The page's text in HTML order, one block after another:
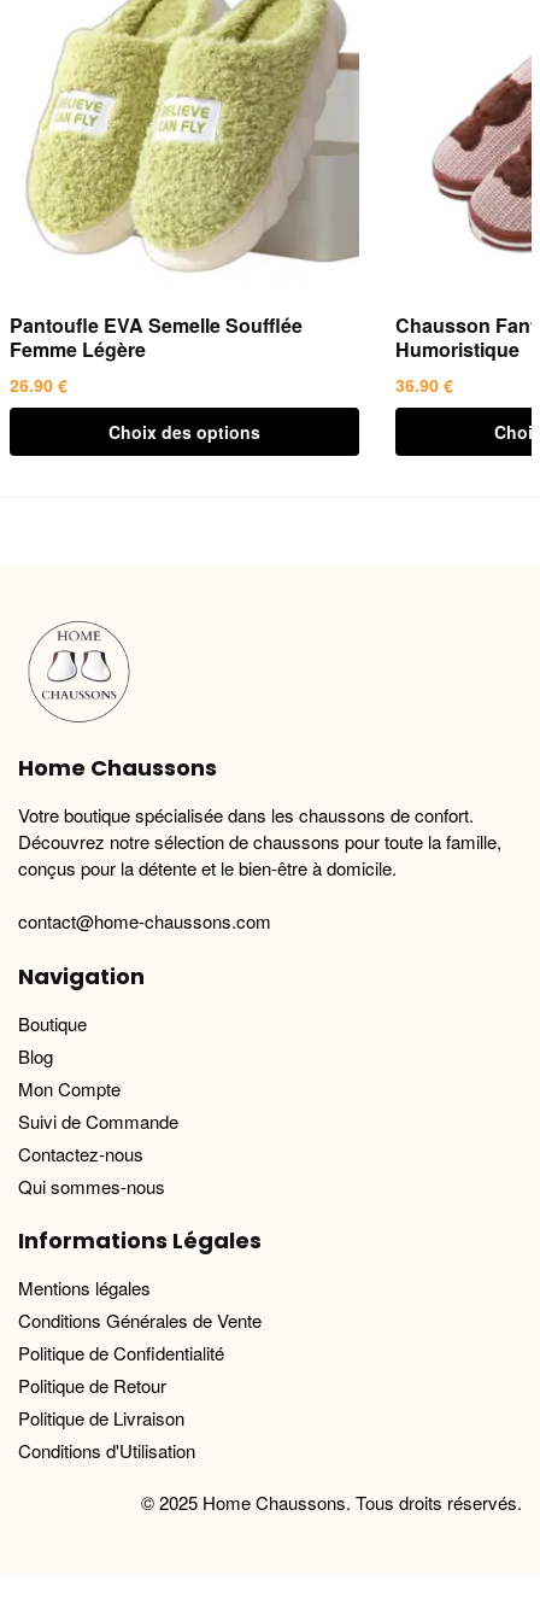
Pantoufle EVA Semelle Soufflée
Femme Légère
26.90 €
Choix des options
produit
peuvent
être
choisies
page
produit
Chausson
Humoristique
36.90 €
produit
produit
Home Chaussons
Votre boutique spécialisée dans les chaussons de confort.
Découvrez notre sélection de chaussons pour toute la famille,
conçus pour la détente et le bien-être à domicile.
contact@home-chaussons.com
Navigation
Boutique
Blog
Mon Compte
Suivi de Commande
Contactez-nous
Qui sommes-nous
Informations Légales
Mentions légales
Conditions Générales de Vente
Politique de Confidentialité
Politique de Retour
Politique de Livraison
Conditions d'Utilisation
© 2025 Home Chaussons. Tous droits réservés.